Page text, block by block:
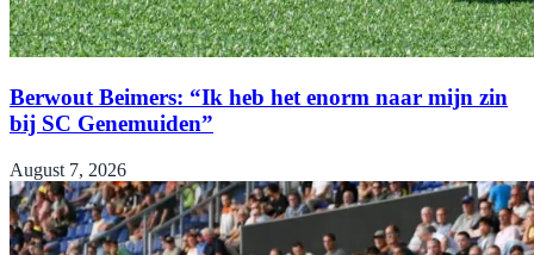
Berwout Beimers: “Ik heb het enorm naar mijn zin
bij SC Genemuiden”
August 7, 2026